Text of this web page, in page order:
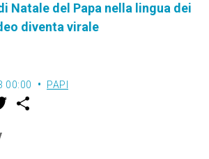
Natale del Papa nella lingua dei
diventa virale
00:00 PAPI
w